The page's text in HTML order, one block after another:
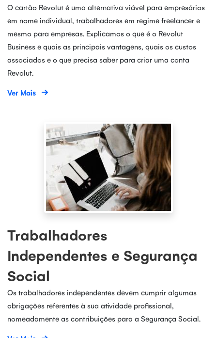
O cartão Revolut é uma alternativa viável para empresários
em nome individual, trabalhadores em regime freelancer e
mesmo para empresas. Explicamos o que é o Revolut
Business e quais as principais vantagens, quais os custos
associados e o que precisa saber para criar uma conta
Revolut.
Ver Mais
Trabalhadores
Independentes e Segurança
Social
Os trabalhadores independentes devem cumprir algumas
obrigações referentes à sua atividade profissional,
nomeadamente as contribuições para a Segurança Social.